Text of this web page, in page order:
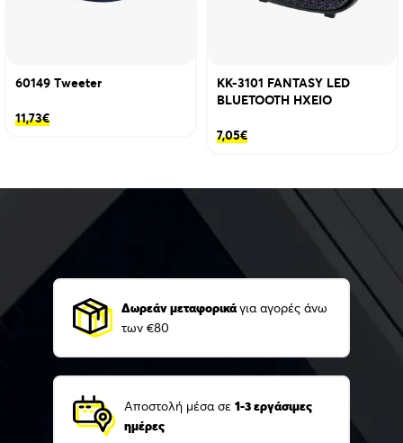
60149 Τweeter
11,73€
KK-3101 FANTASY LED
BLUETOOTH ΗΧΕΙΟ
7,05€
Δωρεάν μεταφορικάγια αγορές άνω
των €80
Αποστολή μέσα σε 1-3 εργάσιμες
ημέρες